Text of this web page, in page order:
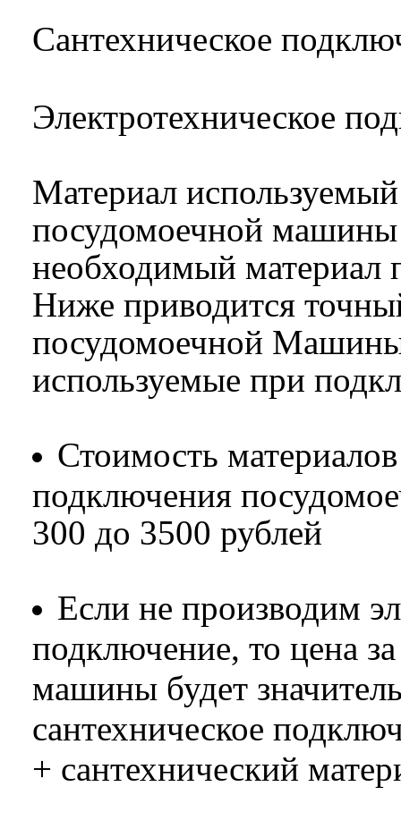
Сантехническое
Электротехническое
Материал
посудомоечной машины
необходимый материал
Ниже приводится
посудомоечной
используемые при
Стоимость
подключения
300 до 3500 рублей
Если не производим
подключение, то цена
машины будет
сантехническое
+ сантехнический